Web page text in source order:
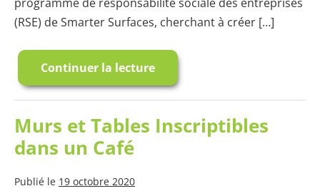
(RSE) de Smarter Surfaces, cherchant à créer […]
Continuer la lecture
Save
the
Children
:
Étude
de
cas
RSE
Murs et Tables Inscriptibles
dans un Café
Publié le 19 octobre 2020